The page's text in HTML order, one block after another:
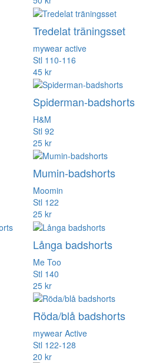
Tredelat träningsset
mywear active
Stl 110-116
45 kr
Spiderman-badshorts
H&M
Stl 92
25 kr
Mumin-badshorts
Moomin
Stl 122
25 kr
Långa badshorts
Me Too
Stl 140
25 kr
Röda/blå badshorts
mywear Active
Stl 122-128
20 kr